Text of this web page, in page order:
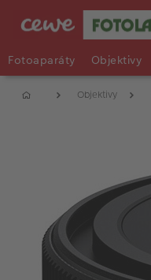
Fotoaparáty Objektivy
Objektivy